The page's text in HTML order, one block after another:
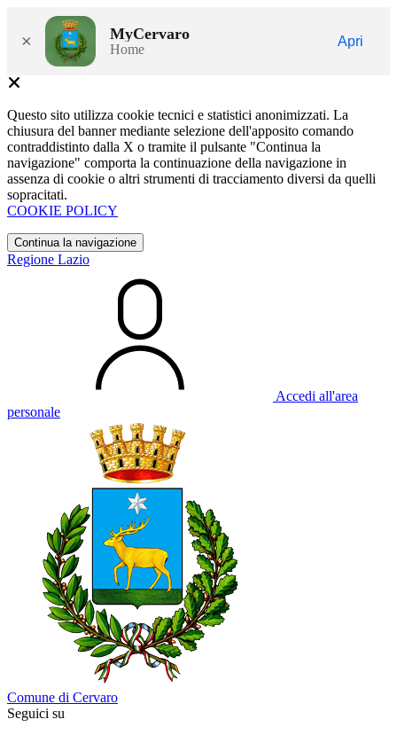
× MyCervaro
Home
Apri
Questo sito utilizza cookie tecnici e statistici anonimizzati. La
chiusura del banner mediante selezione dell'apposito comando
contraddistinto dalla X o tramite il pulsante "Continua la
navigazione" comporta la continuazione della navigazione in
assenza di cookie o altri strumenti di tracciamento diversi da quelli
sopracitati.
COOKIE POLICY
Continua la navigazione
Regione Lazio
Accedi all'area
personale
Comune di Cervaro
Seguici su